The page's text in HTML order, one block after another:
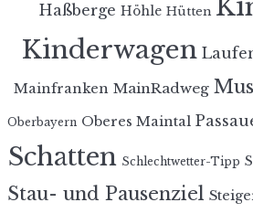
Haßberge Höhle Hütten
Kinderwagen
Mainfranken MainRadweg
Oberbayern Oberes Maintal
Schatten Schlechtwetter-Tipp
Stau- und Pausenziel